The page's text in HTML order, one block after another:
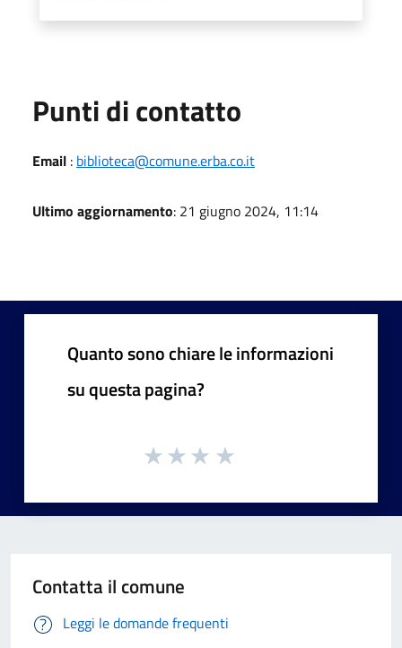
Punti di contatto
Email : biblioteca@comune.erba.co.it
Ultimo aggiornamento: 21 giugno 2024, 11:14
Quanto sono chiare le informazioni
su questa pagina?
Contatta il comune
Leggi le domande frequenti